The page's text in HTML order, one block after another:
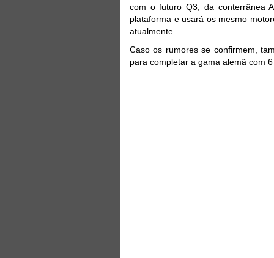
com o futuro Q3, da conterrânea
plataforma e usará os mesmo
atualmente.
Caso os rumores se confirmem,
para completar a gama alemã com